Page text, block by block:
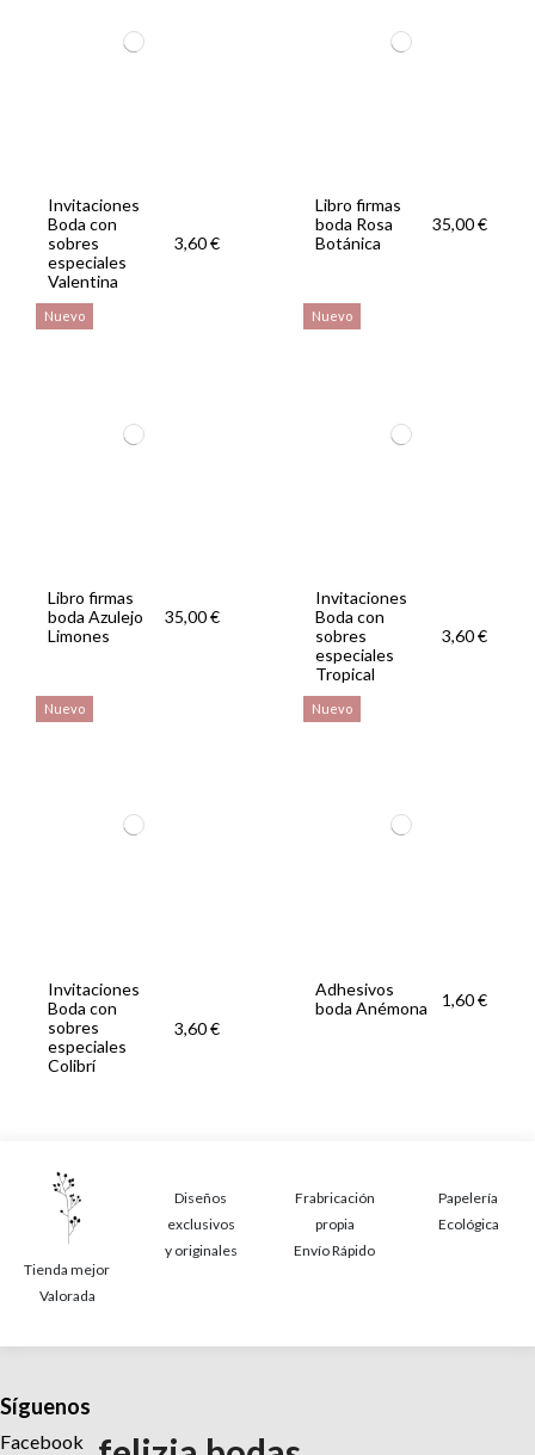
Invitaciones
Boda con
sobres
especiales
Valentina
3,60 €
Libro firmas
boda Rosa
Botánica
35,00 €
Nuevo
Libro firmas
boda Azulejo
Limones
35,00 €
Nuevo
Invitaciones
Boda con
sobres
especiales
Tropical
3,60 €
Nuevo
Invitaciones
Boda con
sobres
especiales
Colibrí
3,60 €
Nuevo
Adhesivos
boda Anémona
1,60 €
Tienda mejor
Valorada
Diseños
exclusivos
y originales
Frabricación
propia
Envío Rápido
Papelería
Ecológica
Síguenos
Facebook